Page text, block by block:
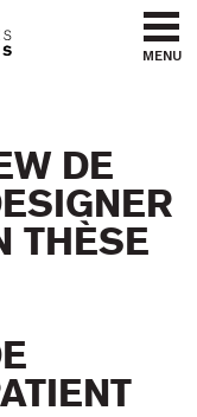
MENU
DE
THÈSE